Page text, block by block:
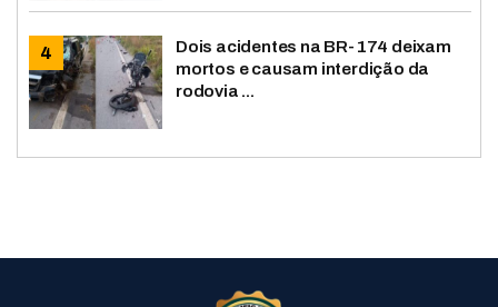
Dois acidentes na BR-174 deixam
mortos e causam interdição da
rodovia ...